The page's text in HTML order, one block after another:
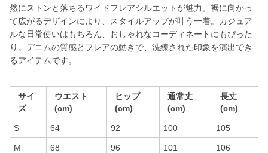
然にストンと落ちるワイドフレアシルエットが魅力。裾に向かっ
て広がるデザインにより、スタイルアップが叶う一着。カジュア
ルな日常使いはもちろん、おしゃれなコーディネートにもぴった
り。デニムの質感とフレアの動きで、洗練された印象を演出でき
るアイテムです。
サイ
ズ
ウエスト
(cm)
ヒップ
(cm)
通常丈
(cm)
長丈
(cm)
S 64 92 100 105
M 68 96 101 106